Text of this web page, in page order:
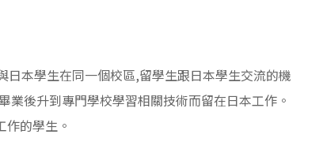
本學生在同一個校區,留學生跟日本學生交流的機
後升到專門學校學習相關技術而留在日本工作。
的學生。